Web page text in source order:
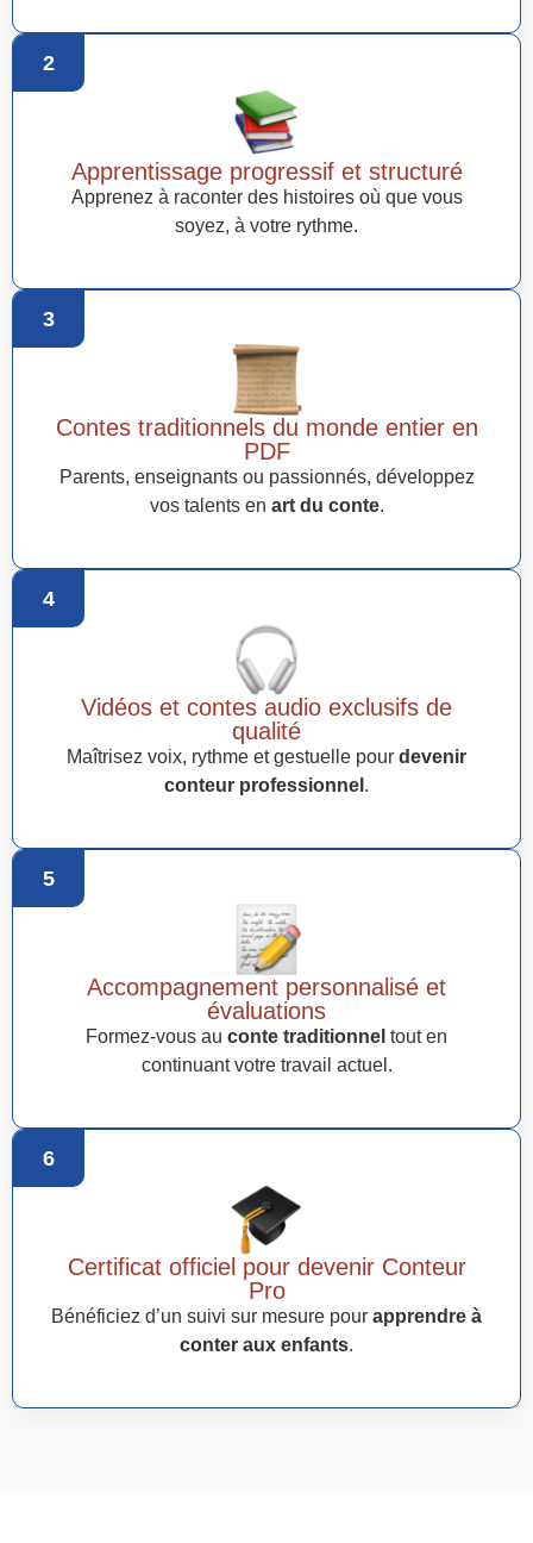
2
Apprentissage progressif et structuré
Apprenez à raconter des histoires où que vous
soyez, à votre rythme.
3
Contes traditionnels du monde entier en
PDF
Parents, enseignants ou passionnés, développez
vos talents en art du conte.
4
Vidéos et contes audio exclusifs de
qualité
Maîtrisez voix, rythme et gestuelle pour devenir
conteur professionnel .
5
Accompagnement personnalisé et
évaluations
Formez-vous au conte traditionnel tout en
continuant votre travail actuel.
6
Certificat officiel pour devenir Conteur
Pro
Bénéficiez d’un suivi sur mesure pour apprendre à
conter aux enfants.